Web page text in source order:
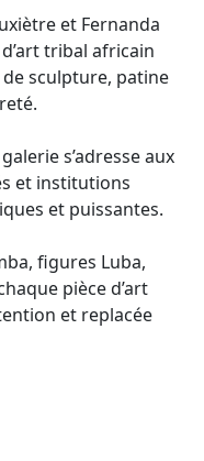
et Fernanda
tribal africain
sculpture, patine
s’adresse aux
et institutions
et puissantes.
figures Luba,
pièce d’art
et replacée